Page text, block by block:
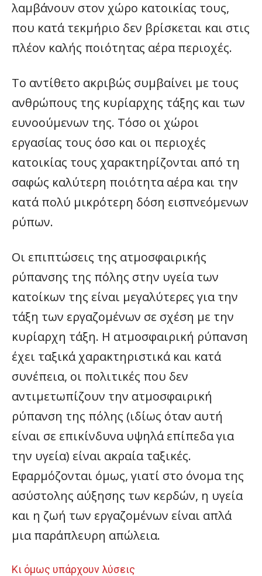
λαμβάνουν στον χώρο κατοικίας τους,
που κατά τεκμήριο δεν βρίσκεται και στις
πλέον καλής ποιότητας αέρα περιοχές.
Το αντίθετο ακριβώς συμβαίνει με τους
ανθρώπους της κυρίαρχης τάξης και των
ευνοούμενων της. Τόσο οι χώροι
εργασίας τους όσο και οι περιοχές
κατοικίας τους χαρακτηρίζονται από τη
σαφώς καλύτερη ποιότητα αέρα και την
κατά πολύ μικρότερη δόση εισπνεόμενων
ρύπων.
Οι επιπτώσεις της ατμοσφαιρικής
ρύπανσης της πόλης στην υγεία των
κατοίκων της είναι μεγαλύτερες για την
τάξη των εργαζομένων σε σχέση με την
κυρίαρχη τάξη. Η ατμοσφαιρική ρύπανση
έχει ταξικά χαρακτηριστικά και κατά
συνέπεια, οι πολιτικές που δεν
αντιμετωπίζουν την ατμοσφαιρική
ρύπανση της πόλης (ιδίως όταν αυτή
είναι σε επικίνδυνα υψηλά επίπεδα για
την υγεία) είναι ακραία ταξικές.
Εφαρμόζονται όμως, γιατί στο όνομα της
ασύστολης αύξησης των κερδών, η υγεία
και η ζωή των εργαζομένων είναι απλά
μια παράπλευρη απώλεια.
Κι όμως υπάρχουν λύσεις